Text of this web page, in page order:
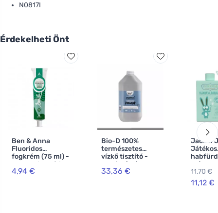
N0817I
Érdekelheti Önt
Ben & Anna
Fluoridos
fogkrém (75 ml) -
Spearmint - friss
mentával
4,94 €
Bio-D 100%
természetes
vízkő tisztító -
tartály (5L)
33,36 €
Jack n
Játékos
ml) -
fehér
11,70 €
11,12 €